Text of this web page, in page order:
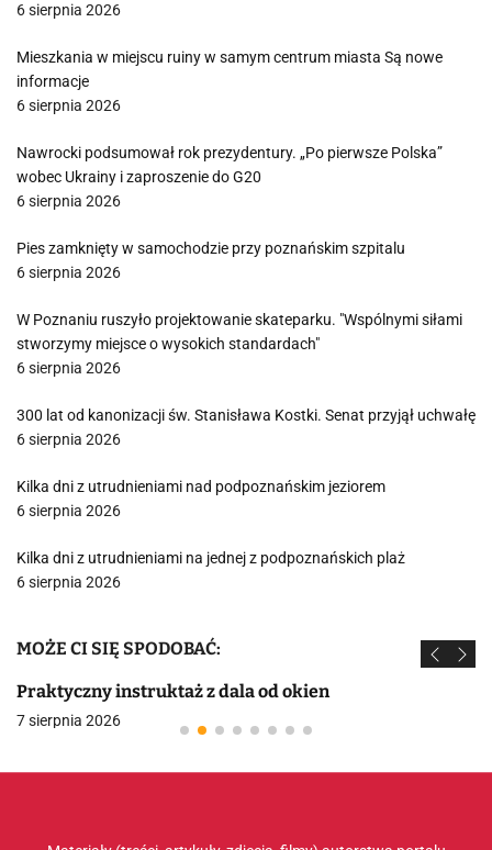
6 sierpnia 2026
Mieszkania w miejscu ruiny w samym centrum miasta Są nowe
informacje
6 sierpnia 2026
Nawrocki podsumował rok prezydentury. „Po pierwsze Polska”
wobec Ukrainy i zaproszenie do G20
6 sierpnia 2026
Pies zamknięty w samochodzie przy poznańskim szpitalu
6 sierpnia 2026
W Poznaniu ruszyło projektowanie skateparku. "Wspólnymi siłami
stworzymy miejsce o wysokich standardach"
6 sierpnia 2026
300 lat od kanonizacji św. Stanisława Kostki. Senat przyjął uchwałę
6 sierpnia 2026
Kilka dni z utrudnieniami nad podpoznańskim jeziorem
6 sierpnia 2026
Kilka dni z utrudnieniami na jednej z podpoznańskich plaż
6 sierpnia 2026
MOŻE CI SIĘ SPODOBAĆ:
Praktyczny instruktaż z dala od okien
7 sierpnia 2026